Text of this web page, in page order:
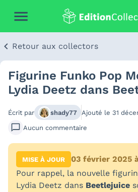
Retour aux collectors
Figurine Funko Pop
Lydia Deetz dans
Écrit par shady77 Ajouté le 31
Aucun commentaire
MISE À JOUR
03 février 2025
Pour rappel, la nouvelle
Lydia Deetz dans Beetlejuice